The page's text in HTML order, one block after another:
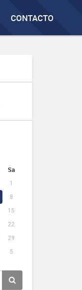
CONTACTO
Sa
1
8
15
22
29
5